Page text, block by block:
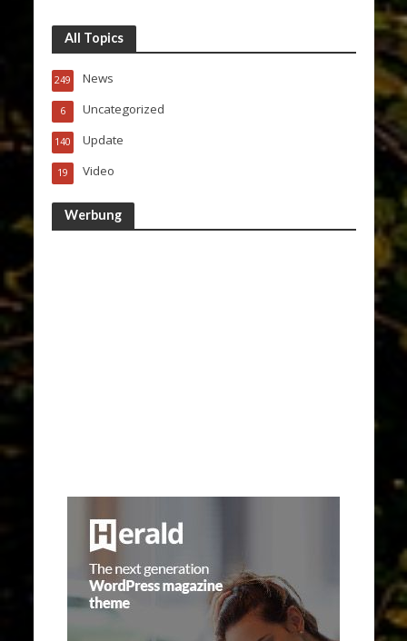
All Topics
News
249
Uncategorized
6
Update
140
Video
19
Werbung